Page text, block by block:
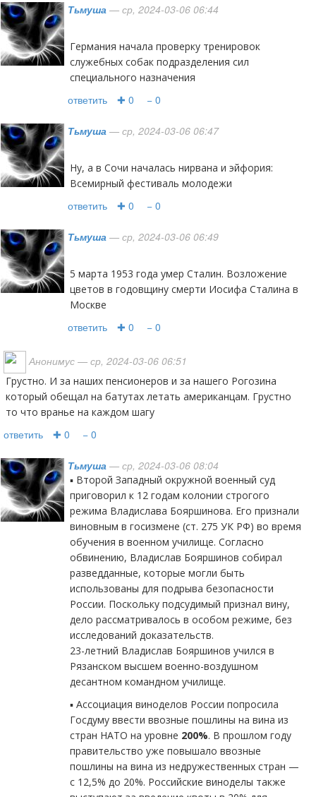
Тьмуша — ср, 2024-03-06 06:44
Германия начала проверку тренировок
служебных собак подразделения сил
специального назначения
ответить ✚ 0 − 0
Тьмуша — ср, 2024-03-06 06:47
Ну, а в Сочи началась нирвана и эйфория:
Всемирный фестиваль молодежи
ответить ✚ 0 − 0
Тьмуша — ср, 2024-03-06 06:49
5 марта 1953 года умер Сталин. Возложение
цветов в годовщину смерти Иосифа Сталина в
Москве
ответить ✚ 0 − 0
Анонимус — ср, 2024-03-06 06:51
Грустно. И за наших пенсионеров и за нашего Рогозина
который обещал на батутах летать американцам. Грустно
то что вранье на каждом шагу
ответить ✚ 0 − 0
Тьмуша — ср, 2024-03-06 08:04
▪️ Второй Западный окружной военный суд
приговорил к 12 годам колонии строгого
режима Владислава Бояршинова. Его признали
виновным в госизмене (ст. 275 УК РФ) во время
обучения в военном училище. Согласно
обвинению, Владислав Бояршинов собирал
разведданные, которые могли быть
использованы для подрыва безопасности
России. Поскольку подсудимый признал вину,
дело рассматривалось в особом режиме, без
исследований доказательств.
23-летний Владислав Бояршинов учился в
Рязанском высшем военно-воздушном
десантном командном училище.
▪️ Ассоциация виноделов России попросила
Госдуму ввести ввозные пошлины на вина из
стран НАТО на уровне 200%. В прошлом году
правительство уже повышало ввозные
пошлины на вина из недружественных стран —
с 12,5% до 20%. Российские виноделы также